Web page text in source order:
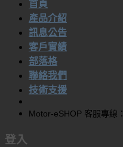
關
鍵
字:
首頁
產品介紹
訊息公告
客戶實績
部落格
聯絡我們
技術支援
Motor-eSHOP 客服專線：
登入